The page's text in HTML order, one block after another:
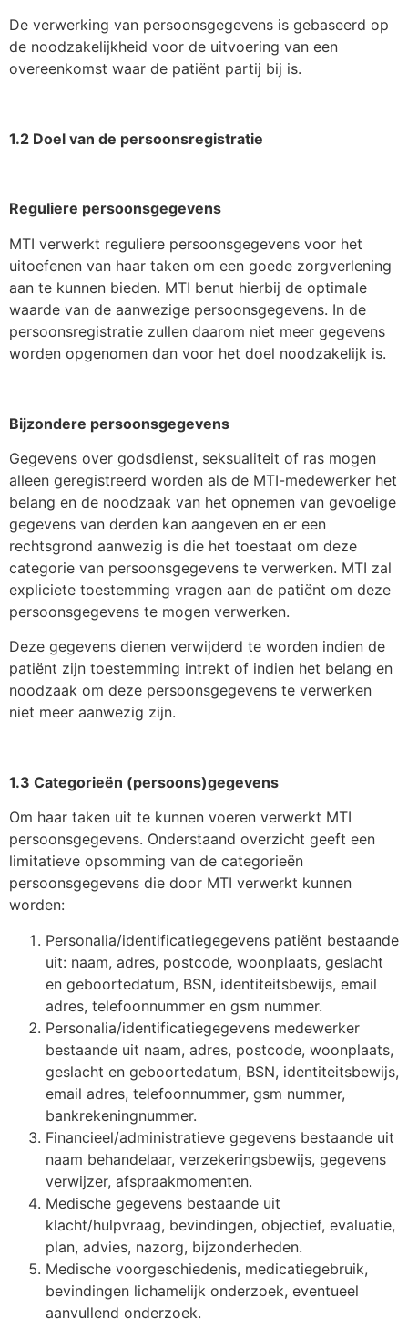
De verwerking van persoonsgegevens is gebaseerd op
de noodzakelijkheid voor de uitvoering van een
overeenkomst waar de patiënt partij bij is.
1.2 Doel van de persoonsregistratie
Reguliere persoonsgegevens
MTI verwerkt reguliere persoonsgegevens voor het
uitoefenen van haar taken om een goede zorgverlening
aan te kunnen bieden. MTI benut hierbij de optimale
waarde van de aanwezige persoonsgegevens. In de
persoonsregistratie zullen daarom niet meer gegevens
worden opgenomen dan voor het doel noodzakelijk is.
Bijzondere persoonsgegevens
Gegevens over godsdienst, seksualiteit of ras mogen
alleen geregistreerd worden als de MTI-medewerker het
belang en de noodzaak van het opnemen van gevoelige
gegevens van derden kan aangeven en er een
rechtsgrond aanwezig is die het toestaat om deze
categorie van persoonsgegevens te verwerken. MTI zal
expliciete toestemming vragen aan de patiënt om deze
persoonsgegevens te mogen verwerken.
Deze gegevens dienen verwijderd te worden indien de
patiënt zijn toestemming intrekt of indien het belang en
noodzaak om deze persoonsgegevens te verwerken
niet meer aanwezig zijn.
1.3 Categorieën (persoons)gegevens
Om haar taken uit te kunnen voeren verwerkt MTI
persoonsgegevens. Onderstaand overzicht geeft een
limitatieve opsomming van de categorieën
persoonsgegevens die door MTI verwerkt kunnen
worden:
Personalia/identificatiegegevens patiënt bestaande
uit: naam, adres, postcode, woonplaats, geslacht
en geboortedatum, BSN, identiteitsbewijs, email
adres, telefoonnummer en gsm nummer.
Personalia/identificatiegegevens medewerker
bestaande uit naam, adres, postcode, woonplaats,
geslacht en geboortedatum, BSN, identiteitsbewijs,
email adres, telefoonnummer, gsm nummer,
bankrekeningnummer.
Financieel/administratieve gegevens bestaande uit
naam behandelaar, verzekeringsbewijs, gegevens
verwijzer, afspraakmomenten.
Medische gegevens bestaande uit
klacht/hulpvraag, bevindingen, objectief, evaluatie,
plan, advies, nazorg, bijzonderheden.
Medische voorgeschiedenis, medicatiegebruik,
bevindingen lichamelijk onderzoek, eventueel
aanvullend onderzoek.